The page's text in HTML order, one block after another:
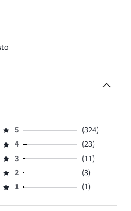
Ocena
5,
ilość
głosów
324.
5
(324)
Ocena
4,
ilość
głosów
4
(23)
Ocena
3,
ilość
3
(11)
Ocena
2,
2
(3)
Ocena
1,
1 (1)